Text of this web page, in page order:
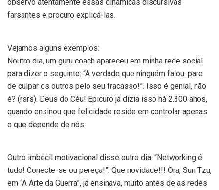
observo atentamente essas dinâmicas discursivas
farsantes e procuro explicá-las.
Vejamos alguns exemplos:
Noutro dia, um guru coach apareceu em minha rede social
para dizer o seguinte: “A verdade que ninguém falou: pare
de culpar os outros pelo seu fracasso!”. Isso é genial, não
é? (rsrs). Deus do Céu! Epicuro já dizia isso há 2.300 anos,
quando ensinou que felicidade reside em controlar apenas
o que depende de nós.
Outro imbecil motivacional disse outro dia: “Networking é
tudo! Conecte-se ou pereça!”. Que novidade!!! Ora, Sun Tzu,
em “A Arte da Guerra”, já ensinava, muito antes de as redes